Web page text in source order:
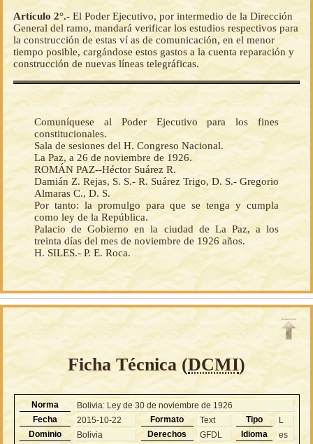
Artículo 2°.- El Poder Ejecutivo, por intermedio de la Dirección
General del ramo, mandará verificar los estudios respectivos para
la construcción de estas ví as de comunicación, en el menor
tiempo posible, cargándose estos gastos a la cuenta reparación y
construcción de nuevas líneas telegráficas.
Comuníquese al Poder Ejecutivo para los fines
constitucionales.
Sala de sesiones del H. Congreso Nacional.
La Paz, a 26 de noviembre de 1926.
ROMÁN PAZ--Héctor Suárez R.
Damián Z. Rejas, S. S.- R. Suárez Trigo, D. S.- Gregorio
Almaras C., D. S.
Por tanto: la promulgo para que se tenga y cumpla
como ley de la República.
Palacio de Gobierno en la ciudad de La Paz, a los
treinta días del mes de noviembre de 1926 años.
H. SILES.- P. E. Roca.
Ficha Técnica (DCMI)
Norma
Bolivia: Ley de 30 de noviembre de 1926
Fecha
2015-10-22 Formato Text Tipo
L
Dominio
Bolivia Derechos GFDL Idioma
es